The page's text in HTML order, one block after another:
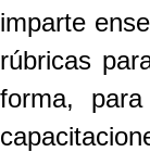
imparte
rúbricas
forma,